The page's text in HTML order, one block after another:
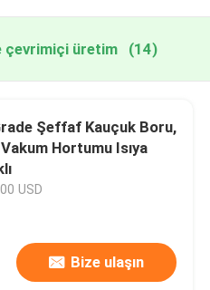
çevrimiçi üretim (14)
Şeffaf Kauçuk Boru,
Hortumu Isıya
USD
Bize ulaşın